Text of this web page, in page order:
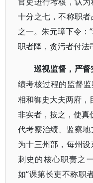
十分之七，不称职
之一。朱元璋下令：
职者降，贪污者付法
巡视监督，严督
绩考核过程的监督
相和御史大夫两府，
非实者，按之，使真
代考察治绩、监察
为十三州部，每州设
刺史的核心职责之
如“课第长吏不称职